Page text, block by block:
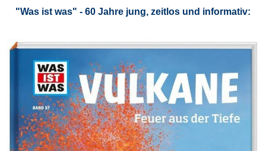
"Was ist was" - 60 Jahre jung, zeitlos und informativ: